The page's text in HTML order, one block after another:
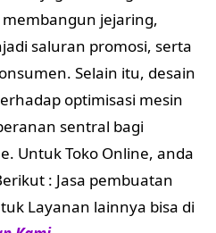
jejaring,
saluran promosi, serta
Selain itu, desain
optimisasi mesin
sentral bagi
Untuk Toko Online, anda
: Jasa pembuatan
Layanan lainnya bisa di